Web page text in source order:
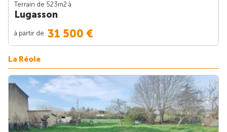
Terrain de 523m2 à
Lugasson
à partir de 31 500 €
La Réole